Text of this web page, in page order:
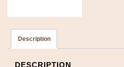
Description
DESCRIPTION